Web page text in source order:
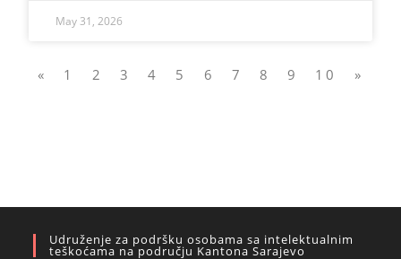
May 31, 2026
« 1 2 3 4 5 6 7 8 9 10 »
Udruženje za podršku osobama sa intelektualnim
teškoćama na području Kantona Sarajevo